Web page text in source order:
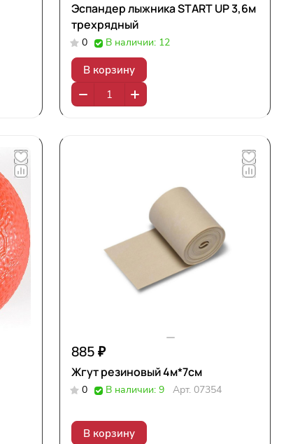
Эспандер лыжника START UP 3,6м
трехрядный
0 В наличии: 12
В корзину
885 ₽
Жгут резиновый 4м*7см
0 В наличии: 9 Арт. 07354
В корзину